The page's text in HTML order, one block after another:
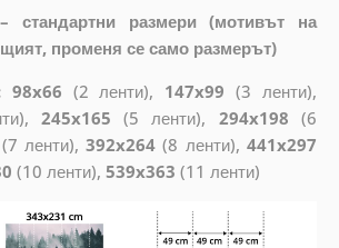
стандартни размери (мотивът на
променя се само размерът)
98x66 (2 ленти), 147x99 (3 ленти),
245x165 (5 ленти), 294x198 (6
(7 ленти),392x264 (8 ленти),441x297
(10 ленти), 539x363 (11 ленти)